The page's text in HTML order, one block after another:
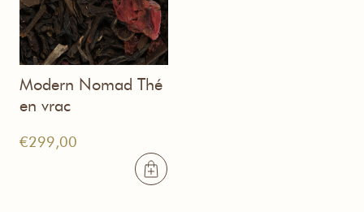
Modern Nomad Thé
en vrac
€299,00